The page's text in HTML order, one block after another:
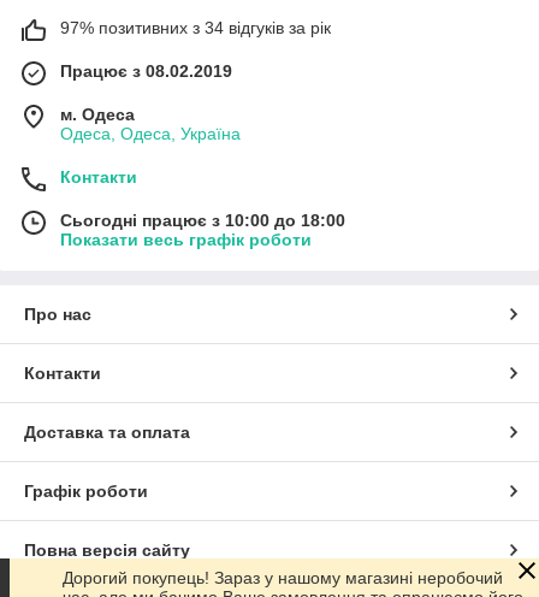
97% позитивних з 34 відгуків за рік
Працює з 08.02.2019
м. Одеса
Одеса, Одеса, Україна
Контакти
Сьогодні працює з 10:00 до 18:00
Показати весь графік роботи
Про нас
Контакти
Доставка та оплата
Графік роботи
Повна версія сайту
Дорогий покупець! Зараз у нашому магазині неробочий